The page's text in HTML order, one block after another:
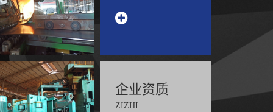
企业资质
ZIZHI